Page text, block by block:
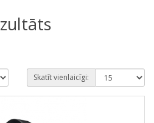
Skatīt vienlaicīgi: